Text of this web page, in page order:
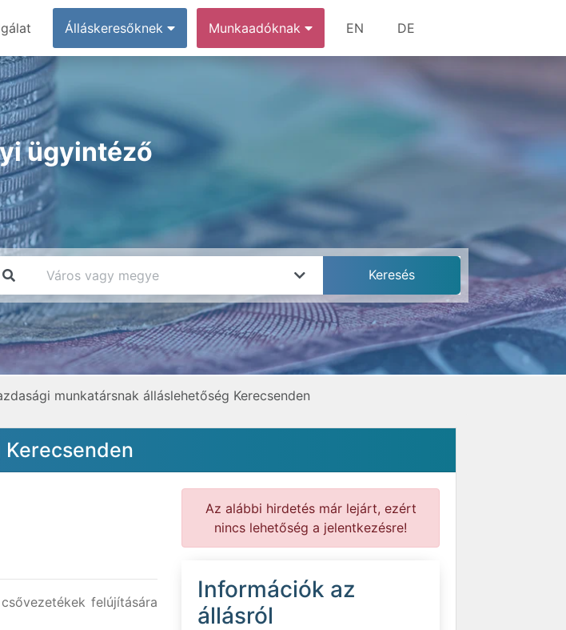
Álláskeresőknek Munkaadóknak EN DE
ügyintéző
munkatársnak álláslehetőség Kerecsenden
Kerecsenden
felújítására
Az alábbi hirdetés már lejárt, ezért
nincs lehetőség a jelentkezésre!
Információk az
állásról